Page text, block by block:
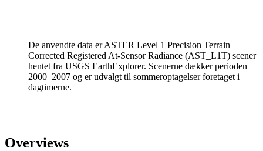
De anvendte data er ASTER Level 1 Precision Terrain
Corrected Registered At-Sensor Radiance (AST_L1T) scener
hentet fra USGS EarthExplorer. Scenerne dækker perioden
2000–2007 og er udvalgt til sommeroptagelser foretaget i
dagtimerne.
Overviews